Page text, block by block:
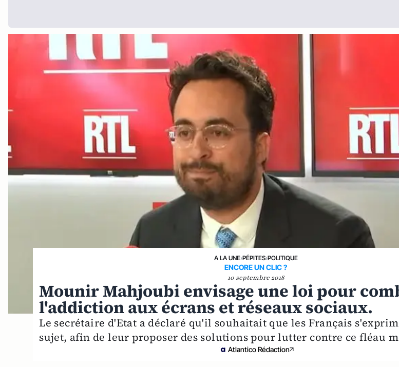
A LA UNE›PÉPITES›POLITIQUE
ENCORE UN CLIC ?
10 septembre 2018
Mounir Mahjoubi envisage une loi pour
l'addiction aux écrans et réseaux sociaux.
Le secrétaire d'Etat a déclaré qu'il souhaitait que les Français
sujet, afin de leur proposer des solutions pour lutter contre ce fléau
Atlantico Rédaction